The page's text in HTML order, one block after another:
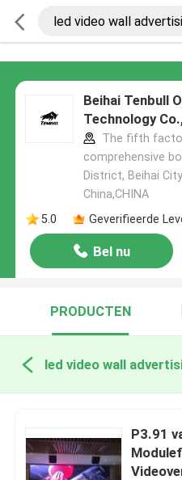
Beihai Tenbull
Technology
The fifth
comprehensive
District, Beihai
China,CHINA
5.0
Geverifieerde
Bel nu
PRODUCTEN
led video wall
P3.91